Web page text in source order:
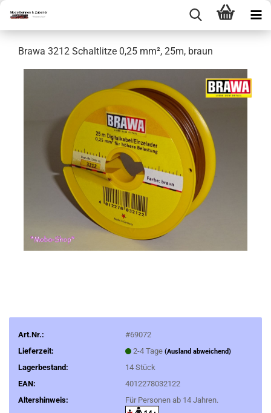
Brawa 3212 Schaltlitze 0,25 mm², 25m, braun
Art.Nr.:
#69072
Lieferzeit:
2-4 Tage (Ausland abweichend)
Lagerbestand: 14 Stück
EAN:
4012278032122
Altershinweis:
Für Personen ab 14 Jahren.